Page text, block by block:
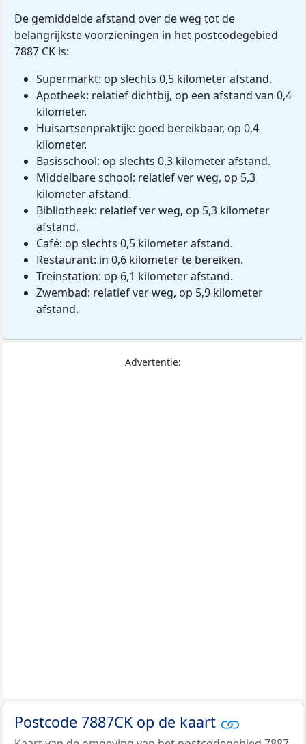
De gemiddelde afstand over de weg tot de
belangrijkste voorzieningen in het postcodegebied
7887 CK is:
Supermarkt: op slechts 0,5 kilometer afstand.
Apotheek: relatief dichtbij, op een afstand van 0,4
kilometer.
Huisartsenpraktijk: goed bereikbaar, op 0,4
kilometer.
Basisschool: op slechts 0,3 kilometer afstand.
Middelbare school: relatief ver weg, op 5,3
kilometer afstand.
Bibliotheek: relatief ver weg, op 5,3 kilometer
afstand.
Café: op slechts 0,5 kilometer afstand.
Restaurant: in 0,6 kilometer te bereiken.
Treinstation: op 6,1 kilometer afstand.
Zwembad: relatief ver weg, op 5,9 kilometer
afstand.
Advertentie:
Postcode 7887CK op de kaart